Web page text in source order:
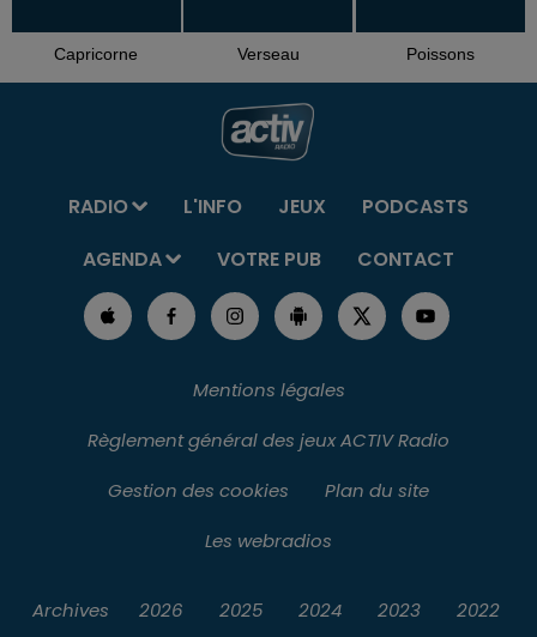
Capricorne Verseau Poissons
RADIO L'INFO JEUX
PODCASTS
AGENDA
VOTRE PUB CONTACT
Mentions légales
Règlement général des jeux ACTIV Radio
Gestion des cookies
Plan du site
Les webradios
Archives 2026 2025 2024 2023 2022